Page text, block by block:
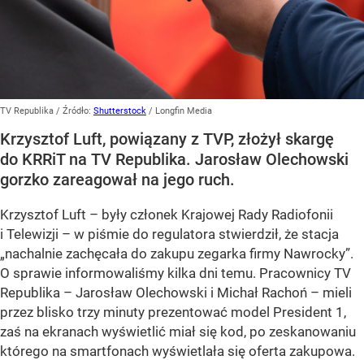
TV Republika / Źródło: Shutterstock / Longfin Media
Krzysztof Luft, powiązany z TVP, złożył skargę
do KRRiT na TV Republika. Jarosław Olechowski
gorzko zareagował na jego ruch.
Krzysztof Luft – były członek Krajowej Rady Radiofonii
i Telewizji – w piśmie do regulatora stwierdził, że stacja
„nachalnie zachęcała do zakupu zegarka firmy Nawrocky”.
O sprawie informowaliśmy kilka dni temu. Pracownicy TV
Republika – Jarosław Olechowski i Michał Rachoń – mieli
przez blisko trzy minuty prezentować model President 1,
zaś na ekranach wyświetlić miał się kod, po zeskanowaniu
którego na smartfonach wyświetlała się oferta zakupowa.